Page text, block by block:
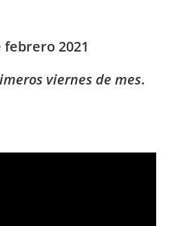
febrero 2021
viernes de mes.